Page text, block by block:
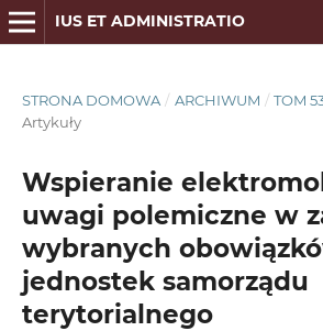
IUS ET ADMINISTRATIO
STRONA DOMOWA / ARCHIWUM / TOM
Artykuły
Wspieranie
uwagi polemiczne w
wybranych
jednostek samorządu
terytorialnego